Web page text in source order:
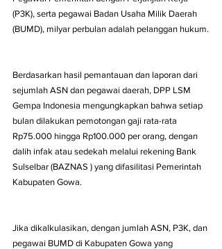
(P3K), serta pegawai Badan Usaha Milik Daerah
(BUMD), milyar perbulan adalah pelanggan hukum.
Berdasarkan hasil pemantauan dan laporan dari
sejumlah ASN dan pegawai daerah, DPP LSM
Gempa Indonesia mengungkapkan bahwa setiap
bulan dilakukan pemotongan gaji rata-rata
Rp75.000 hingga Rp100.000 per orang, dengan
dalih infak atau sedekah melalui rekening Bank
Sulselbar (BAZNAS ) yang difasilitasi Pemerintah
Kabupaten Gowa.
Jika dikalkulasikan, dengan jumlah ASN, P3K, dan
pegawai BUMD di Kabupaten Gowa yang